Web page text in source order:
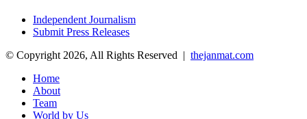
Independent Journalism
Submit Press Releases
© Copyright 2026, All Rights Reserved | thejanmat.com
Home
About
Team
World by Us